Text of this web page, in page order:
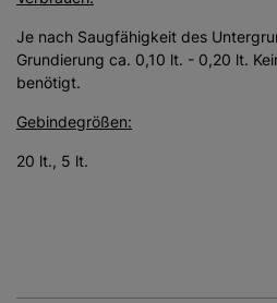
Je nach Saugfähigkeit des
Grundierung ca. 0,10 lt. - 0,20 lt.
benötigt.
Gebindegrößen:
20 lt., 5 lt.